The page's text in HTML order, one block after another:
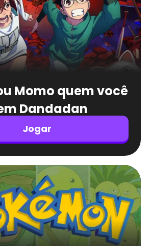
Momo quem você
Dandadan
Jogar